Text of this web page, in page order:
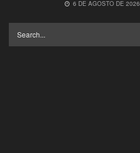
6 DE AGOSTO DE 2026